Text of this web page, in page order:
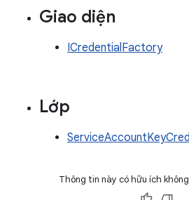
Giao diện
ICredentialFactory
Lớp
Thông tin này có hữu ích